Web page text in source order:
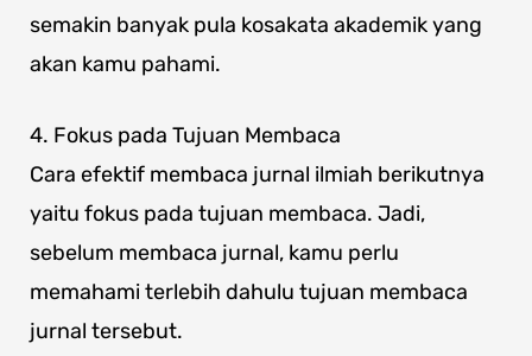
semakin banyak pula kosakata akademik yang
akan kamu pahami.
4. Fokus pada Tujuan Membaca
Cara efektif membaca jurnal ilmiah berikutnya
yaitu fokus pada tujuan membaca. Jadi,
sebelum membaca jurnal, kamu perlu
memahami terlebih dahulu tujuan membaca
jurnal tersebut.